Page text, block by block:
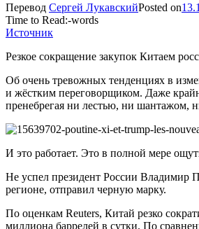
Перевод Сергей ЛукавскийPosted on
Time to Read:-words
Источник
Резкое сокращение закупок Китаем
Об очень тревожных тенденциях в
и жёстким переговорщиком. Даже
пренебрегая ни лестью, ни шантажом,
И это работает. Это в полной мере
Не успел президент России Владимир
регионе, отправил черную марку.
По оценкам Reuters, Китай резко
миллиона баррелей в сутки. По